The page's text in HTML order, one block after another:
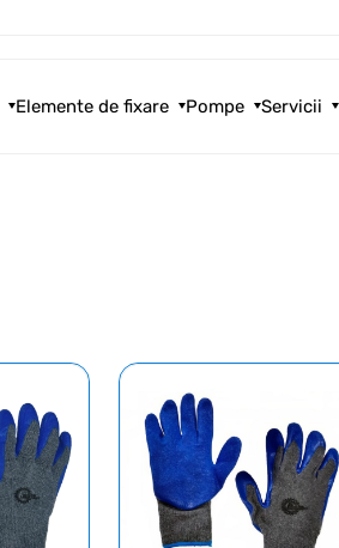
Elemente de fixare Pompe Servicii